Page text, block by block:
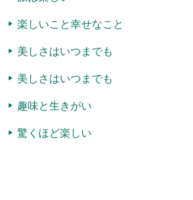
楽しいこと幸せなこと
美しさはいつまでも
美しさはいつまでも
趣味と生きがい
驚くほど楽しい